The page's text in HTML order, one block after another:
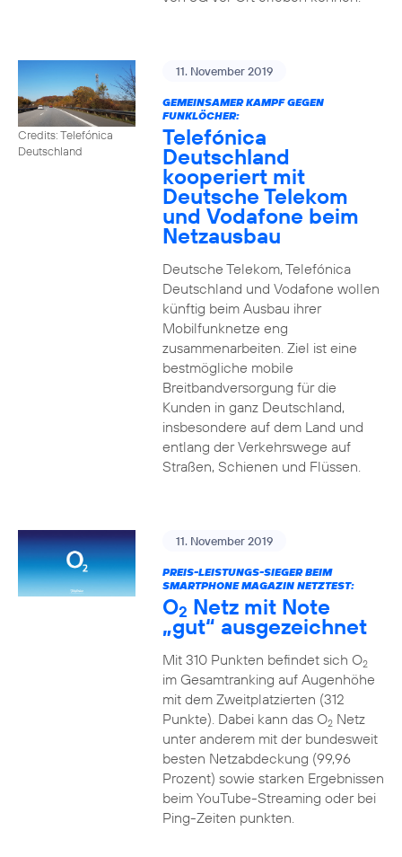
Credits: Telefónica
Deutschland
11. November 2019
GEMEINSAMER KAMPF GEGEN
FUNKLÖCHER:
Telefónica
Deutschland
kooperiert mit
Deutsche Telekom
und Vodafone beim
Netzausbau
Deutsche Telekom, Telefónica
Deutschland und Vodafone wollen
künftig beim Ausbau ihrer
Mobilfunknetze eng
zusammenarbeiten. Ziel ist eine
bestmögliche mobile
Breitbandversorgung für die
Kunden in ganz Deutschland,
insbesondere auf dem Land und
entlang der Verkehrswege auf
Straßen, Schienen und Flüssen.
11. November 2019
PREIS-LEISTUNGS-SIEGER BEIM
SMARTPHONE MAGAZIN NETZTEST:
O2 Netz mit Note
„gut“ ausgezeichnet
Mit 310 Punkten befindet sich O2
im Gesamtranking auf Augenhöhe
mit dem Zweitplatzierten (312
Punkte). Dabei kann das O2Netz
unter anderem mit der bundesweit
besten Netzabdeckung (99,96
Prozent) sowie starken Ergebnissen
beim YouTube-Streaming oder bei
Ping-Zeiten punkten.